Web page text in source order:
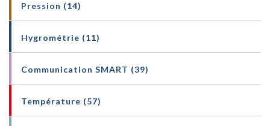
Pression (14)
Hygrométrie (11)
Communication SMART (39)
Température (57)